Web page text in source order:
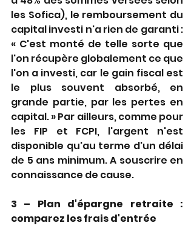
les Sofica), le remboursement du
capital investi n'a rien de garanti :
« C'est monté de telle sorte que
l'on récupère globalement ce que
l'on a investi, car le gain fiscal est
le plus souvent absorbé, en
grande partie, par les pertes en
capital. » Par ailleurs, comme pour
les FIP et FCPI, l'argent n'est
disponible qu'au terme d'un délai
de 5 ans minimum. A souscrire en
connaissance de cause.
3 – Plan d'épargne retraite :
comparez les frais d'entrée